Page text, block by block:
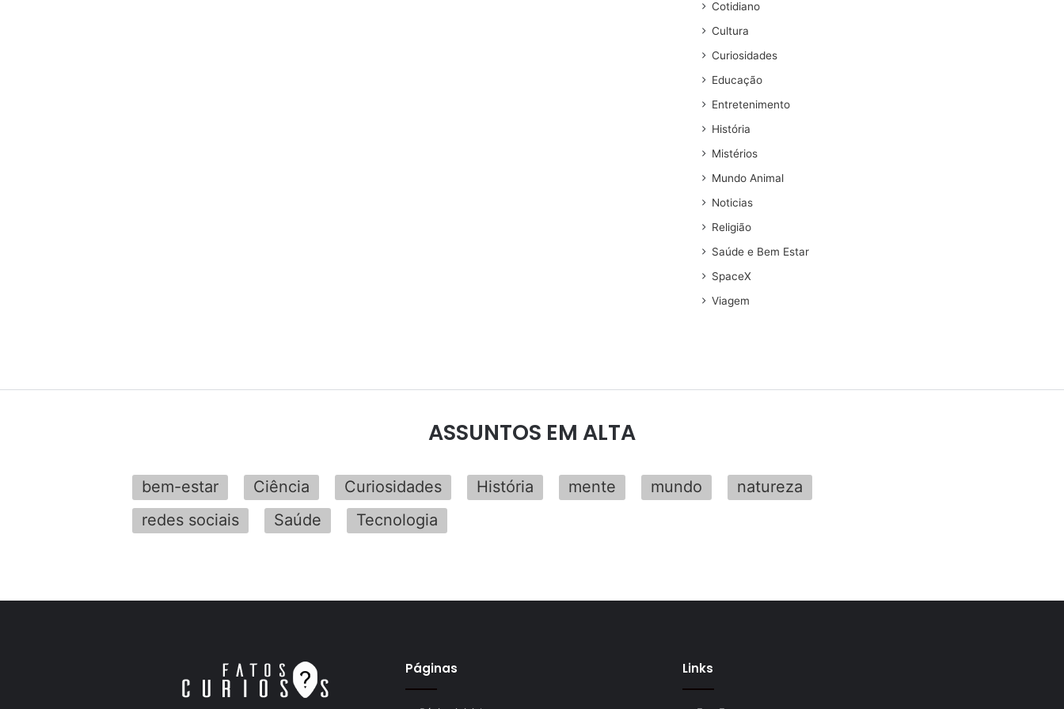
Cotidiano
Cultura
Curiosidades
Educação
Entretenimento
História
Mistérios
Mundo Animal
Noticias
Religião
Saúde e Bem Estar
SpaceX
Viagem
ASSUNTOS EM ALTA
bem-estar Ciência Curiosidades História mente mundo
natureza
redes sociais
Saúde Tecnologia
Páginas Links